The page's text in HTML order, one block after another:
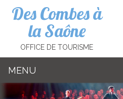
Des Combes à
la Saône
OFFICE DE TOURISME
MENU